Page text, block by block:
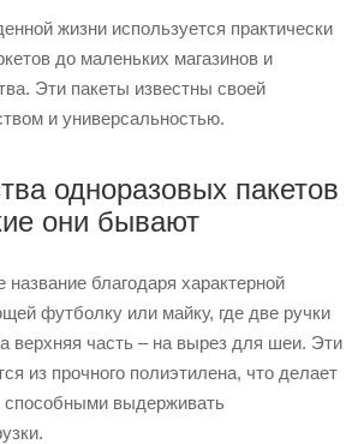
жизни используется практически
до маленьких магазинов и
Эти пакеты известны своей
и универсальностью.
одноразовых пакетов
они бывают
благодаря характерной
футболку или майку, где две ручки
верхняя часть – на вырез для шеи. Эти
из прочного полиэтилена, что делает
выдерживать